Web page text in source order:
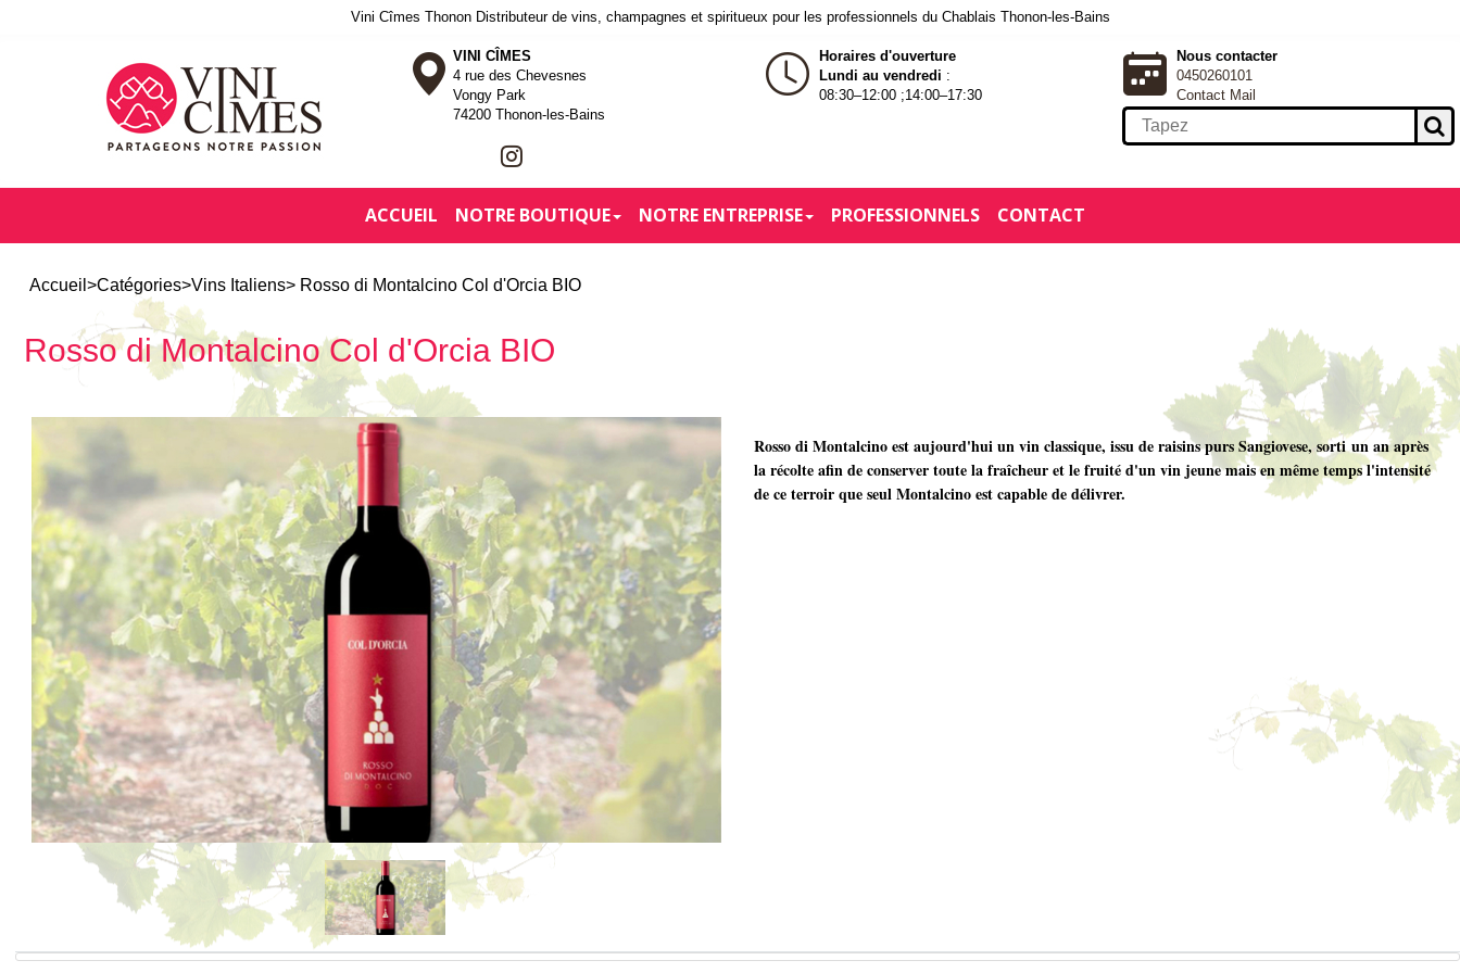
Vini Cîmes Thonon Distributeur de vins, champagnes et spiritueux pour les professionnels du Chablais Thonon-les-Bains
VINI CÎMES
4 rue des Chevesnes
Vongy Park
74200 Thonon-les-Bains
Horaires d'ouverture
Lundi au vendredi :
08:30–12:00 ;14:00–17:30
Nous contacter
0450260101
Contact Mail
ACCUEIL NOTRE BOUTIQUE NOTRE ENTREPRISE PROFESSIONNELS CONTACT
Accueil >Catégories>Vins Italiens> Rosso di Montalcino Col d'Orcia BIO
Rosso di Montalcino Col d'Orcia BIO
Rosso di Montalcino est aujourd'hui un vin classique, issu de raisins purs Sangiovese, sorti un an après
la récolte afin de conserver toute la fraîcheur et le fruité d'un vin jeune mais en même temps l'intensité
de ce terroir que seul Montalcino est capable de délivrer.